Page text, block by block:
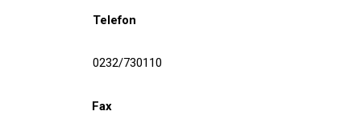
Telefon
0232/730110
Fax